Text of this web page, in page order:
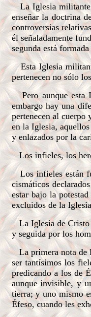
La Iglesia militante
enseñar la doctrina
controversias
él señaladamente
segunda está
Esta Iglesia
pertenecen no sólo
Pero aunque esta
embargo hay una
pertenecen al
en la Iglesia,
y enlazados por la
Los infieles, los
Los infieles están
cismáticos
estar bajo la
excluidos de la
La Iglesia de Cristo
y seguida por los
La primera nota de
ser tantísimos los
predicando a los de
aunque invisible, y
tierra; y uno mismo
Éfeso, cuando les